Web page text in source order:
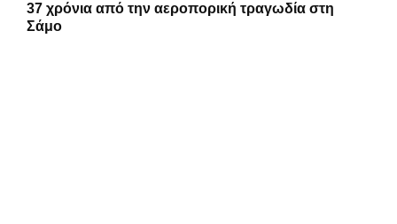
37 χρόνια από την αεροπορική τραγωδία στη
Σάμο